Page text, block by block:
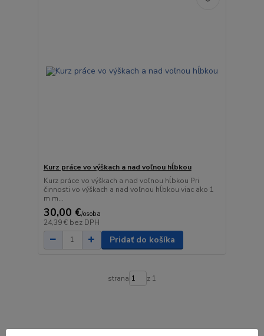
Kurz práce vo výškach a nad voľnou hĺbkou
Kurz práce vo výškach a nad voľnou hĺbkou Pri
činnosti vo výškach a nad voľnou hĺbkou viac ako 1
m m...
30,00 €/osoba
24,39 € bez DPH
Pridať do košíka
strana z 1